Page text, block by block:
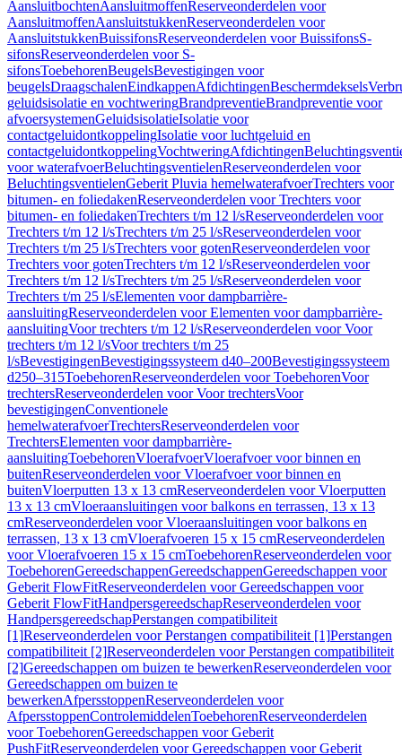
AansluitbochtenAansluitmoffenReserveonderdelen voor
AansluitmoffenAansluitstukkenReserveonderdelen voor
AansluitstukkenBuissifonsReserveonderdelen voor BuissifonsS-
sifonsReserveonderdelen voor S-
sifonsToebehorenBeugelsBevestigingen voor
beugelsDraagschalenEindkappenAfdichtingenBeschermdeksels
geluidsisolatie en vochtweringBrandpreventieBrandpreventie voor
afvoersystemenGeluidsisolatieIsolatie voor
contactgeluidontkoppelingIsolatie voor luchtgeluid en
contactgeluidontkoppelingVochtweringAfdichtingen
voor waterafvoerBeluchtingsventielenReserveonderdelen voor
BeluchtingsventielenGeberit Pluvia hemelwaterafvoerTrechters voor
bitumen- en foliedakenReserveonderdelen voor Trechters voor
bitumen- en foliedakenTrechters t/m 12 l/sReserveonderdelen voor
Trechters t/m 12 l/sTrechters t/m 25 l/sReserveonderdelen voor
Trechters t/m 25 l/sTrechters voor gotenReserveonderdelen voor
Trechters voor gotenTrechters t/m 12 l/sReserveonderdelen voor
Trechters t/m 12 l/sTrechters t/m 25 l/sReserveonderdelen voor
Trechters t/m 25 l/sElementen voor dampbarrière-
aansluitingReserveonderdelen voor Elementen voor dampbarrière-
aansluitingVoor trechters t/m 12 l/sReserveonderdelen voor Voor
trechters t/m 12 l/sVoor trechters t/m 25
l/sBevestigingenBevestigingssysteem d40–200Bevestigingssysteem
d250–315ToebehorenReserveonderdelen voor ToebehorenVoor
trechtersReserveonderdelen voor Voor trechtersVoor
bevestigingenConventionele
hemelwaterafvoerTrechtersReserveonderdelen voor
TrechtersElementen voor dampbarrière-
aansluitingToebehorenVloerafvoerVloerafvoer voor binnen en
buitenReserveonderdelen voor Vloerafvoer voor binnen en
buitenVloerputten 13 x 13 cmReserveonderdelen voor Vloerputten
13 x 13 cmVloeraansluitingen voor balkons en terrassen, 13 x 13
cmReserveonderdelen voor Vloeraansluitingen voor balkons en
terrassen, 13 x 13 cmVloerafvoeren 15 x 15 cmReserveonderdelen
voor Vloerafvoeren 15 x 15 cmToebehorenReserveonderdelen voor
ToebehorenGereedschappenGereedschappenGereedschappen voor
Geberit FlowFitReserveonderdelen voor Gereedschappen voor
Geberit FlowFitHandpersgereedschapReserveonderdelen voor
HandpersgereedschapPerstangen compatibiliteit
[1]Reserveonderdelen voor Perstangen compatibiliteit [1]Perstangen
compatibiliteit [2]Reserveonderdelen voor Perstangen compatibiliteit
[2]Gereedschappen om buizen te bewerkenReserveonderdelen voor
Gereedschappen om buizen te
bewerkenAfpersstoppenReserveonderdelen voor
AfpersstoppenControlemiddelenToebehorenReserveonderdelen
voor ToebehorenGereedschappen voor Geberit
PushFitReserveonderdelen voor Gereedschappen voor Geberit